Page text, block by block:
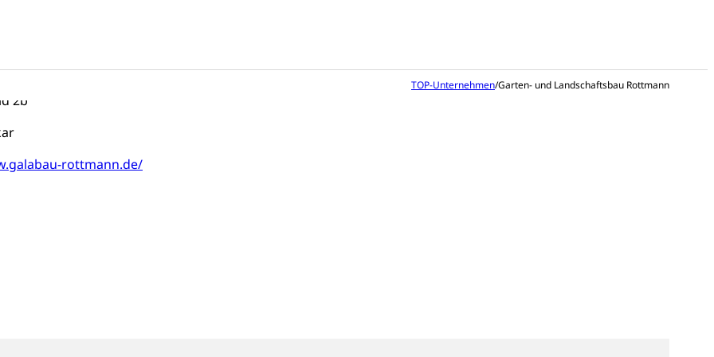
TOP-Unternehmen/Garten- und Landschaftsbau Rottmann
2b
rottmann.de/